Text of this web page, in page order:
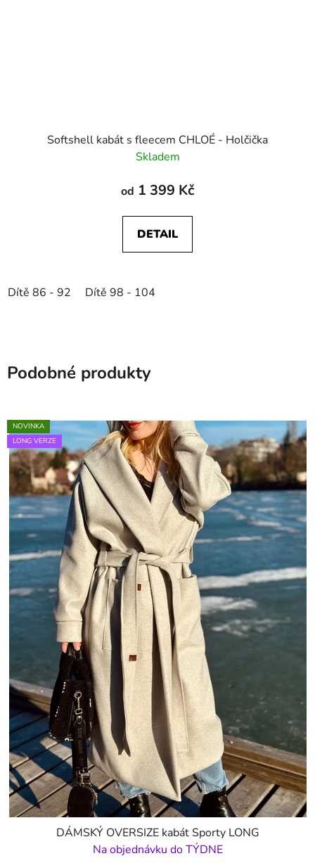
Softshell kabát s fleecem CHLOÉ - Holčička
Skladem
od 1 399 Kč
DETAIL
Dítě 86 - 92 Dítě 98 - 104
Podobné produkty
NOVINKA
LONG VERZE
DÁMSKÝ OVERSIZE kabát Sporty LONG
Na objednávku do TÝDNE